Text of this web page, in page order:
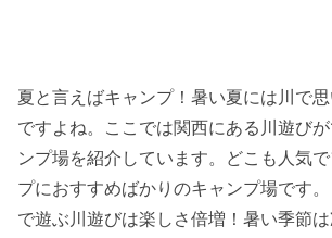
夏と言えばキャンプ！暑い夏には川で
ですよね。ここでは関西にある川遊び
ンプ場を紹介しています。どこも人気
プにおすすめばかりのキャンプ場です
で遊ぶ川遊びは楽しさ倍増！暑い季節